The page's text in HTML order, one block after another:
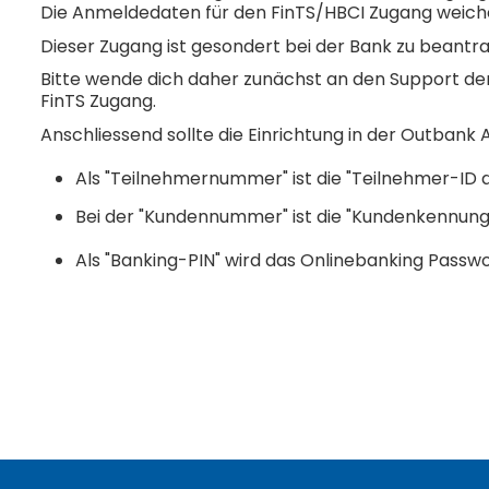
Die Anmeldedaten für den FinTS/HBCI Zugang
Dieser Zugang ist gesondert bei der Bank zu
Bitte wende dich daher zunächst an den Support
FinTS Zugang.
Anschliessend sollte die Einrichtung in der Outbank
Als "Teilnehmernummer" ist die "Teilnehmer-ID
Bei der "Kundennummer" ist die
Als "Banking-PIN" wird das Onlinebanking